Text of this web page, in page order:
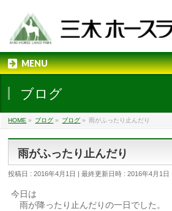
MENU
ブログ
HOME » ブログ » ブログ » 雨がふったり止んだり
雨がふったり止んだり
投稿日 : 2016年4月1日 最終更新日時 : 2016年4月1日
今日は
雨が降ったり止んだりの一日でした。